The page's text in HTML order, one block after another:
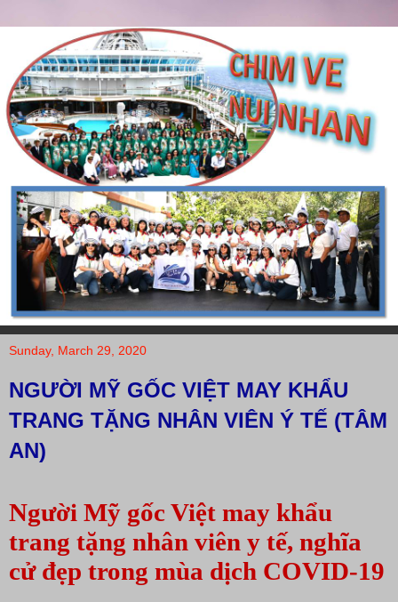
Sunday, March 29, 2020
NGƯỜI MỸ GỐC VIỆT MAY KHẨU
TRANG TẶNG NHÂN VIÊN Ý TẾ (TÂM
AN)
Người Mỹ gốc Việt may khẩu
trang tặng nhân viên y tế, nghĩa
cử đẹp trong mùa dịch COVID-19